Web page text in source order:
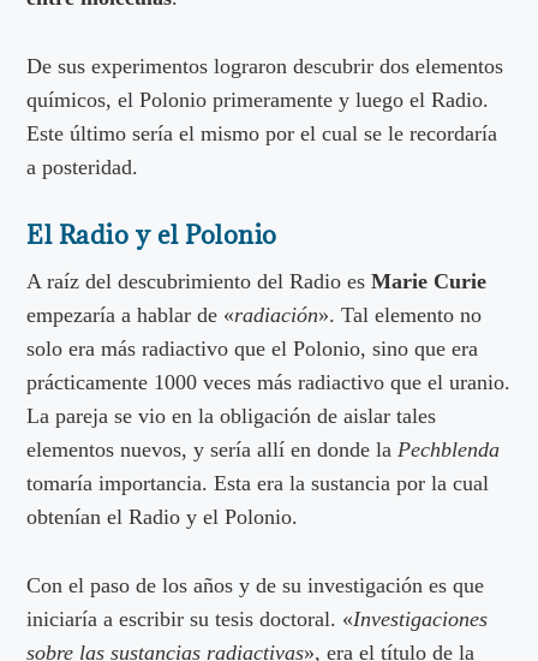
De sus experimentos lograron descubrir dos elementos
químicos, el Polonio primeramente y luego el Radio.
Este último sería el mismo por el cual se le recordaría
a posteridad.
El Radio y el Polonio
A raíz del descubrimiento del Radio esMarie Curie
empezaría a hablar de «radiación». Tal elemento no
solo era más radiactivo que el Polonio, sino que era
prácticamente 1000 veces más radiactivo que el uranio.
La pareja se vio en la obligación de aislar tales
elementos nuevos, y sería allí en donde la Pechblenda
tomaría importancia. Esta era la sustancia por la cual
obtenían el Radio y el Polonio.
Con el paso de los años y de su investigación es que
iniciaría a escribir su tesis doctoral. «Investigaciones
sobre las sustancias radiactivas», era el título de la